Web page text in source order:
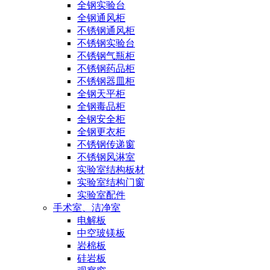
全钢实验台
全钢通风柜
不锈钢通风柜
不锈钢实验台
不锈钢气瓶柜
不锈钢药品柜
不锈钢器皿柜
全钢天平柜
全钢毒品柜
全钢安全柜
全钢更衣柜
不锈钢传递窗
不锈钢风淋室
实验室结构板材
实验室结构门窗
实验室配件
手术室、洁净室
电解板
中空玻镁板
岩棉板
硅岩板